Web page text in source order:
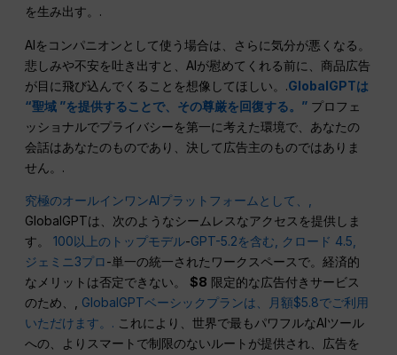
を生み出す。.
AIをコンパニオンとして使う場合は、さらに気分が悪くなる。
悲しみや不安を吐き出すと、AIが慰めてくれる前に、商品広告
が目に飛び込んでくることを想像してほしい。.GlobalGPTは
“聖域 ”を提供することで、その尊厳を回復する。” プロフェ
ッショナルでプライバシーを第一に考えた環境で、あなたの
会話はあなたのものであり、決して広告主のものではありま
せん。.
究極のオールインワンAIプラットフォームとして、,
GlobalGPTは、次のようなシームレスなアクセスを提供しま
す。100以上のトップモデル-GPT-5.2を含む , クロード 4.5,
ジェミニ3プロ-単一の統一されたワークスペースで。経済的
なメリットは否定できない。$8 限定的な広告付きサービス
のため、, GlobalGPTベーシックプランは、月額$5.8でご利用
いただけます。. これにより、世界で最もパワフルなAIツール
への、よりスマートで制限のないルートが提供され、広告を